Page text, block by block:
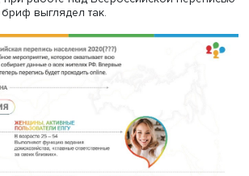
объем задач, в основе всего — и
— лежит клиентский бриф. «Подробно
помогает понять, чего именно
представляет, какие смыслы
будущего продукта», — отметил
креативный директор,
его, раскладывают на
формат, УТП, все медийные и
убирают все лишнее. И только
в креативный отдел, и создается